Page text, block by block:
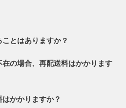
とはありますか？
の場合、再配送料はかかります
かかりますか？